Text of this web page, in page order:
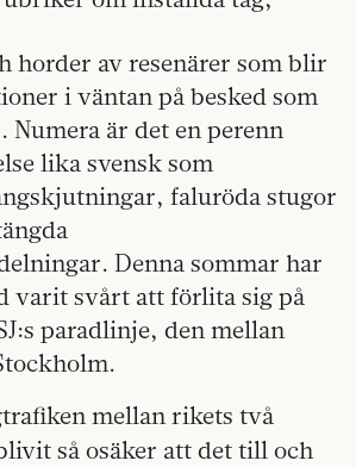
horder av resenärer som blir
i väntan på besked som
Numera är det en perenn
lika svensk som
faluröda stugor
Denna sommar har
varit svårt att förlita sig på
paradlinje, den mellan
mellan rikets två
så osäker att det till och